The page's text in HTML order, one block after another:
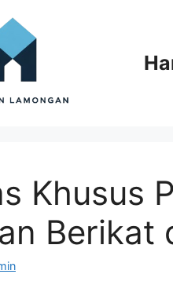
Khusus
Berikat